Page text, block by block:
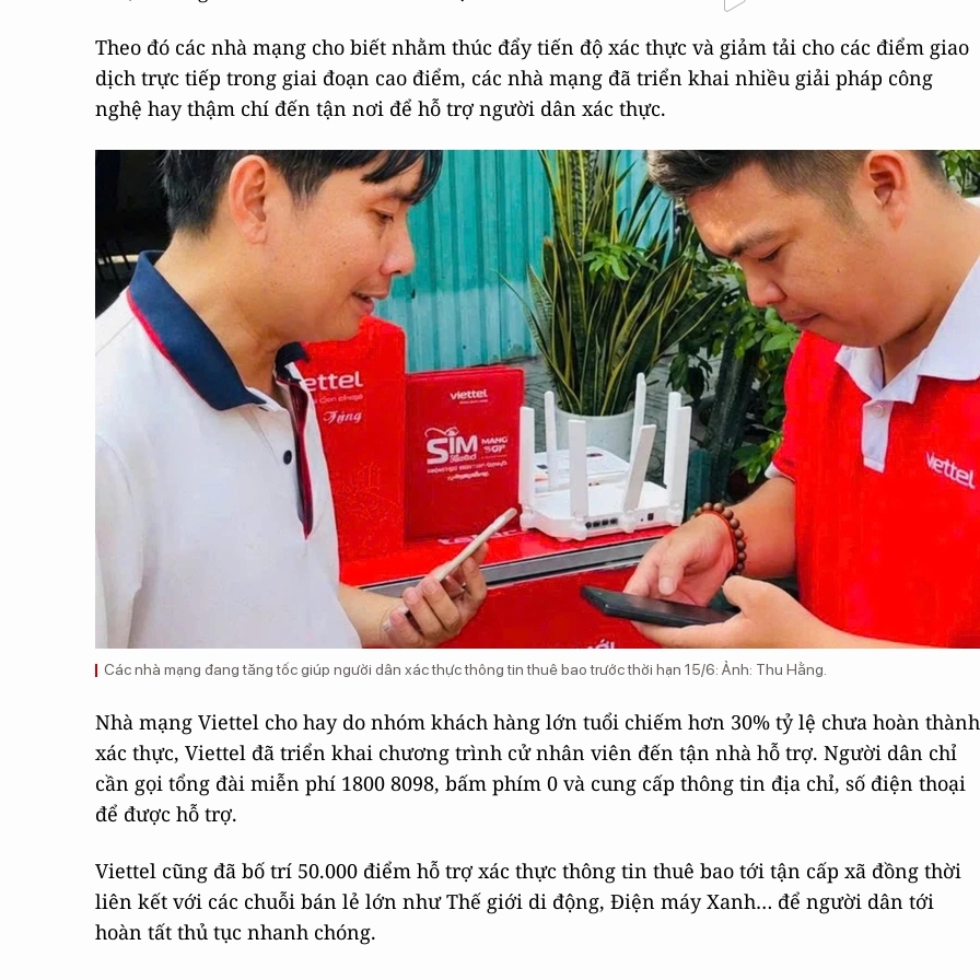
Theo đó các nhà mạng cho biết nhằm thúc đẩy tiến độ xác thực và giảm tải cho các điểm giao
dịch trực tiếp trong giai đoạn cao điểm, các nhà mạng đã triển khai nhiều giải pháp công
nghệ hay thậm chí đến tận nơi để hỗ trợ người dân xác thực.
Các nhà mạng đang tăng tốc giúp người dân xác thực thông tin thuê bao trước thời hạn 15/6: Ảnh: Thu Hằng.
Nhà mạng Viettel cho hay do nhóm khách hàng lớn tuổi chiếm hơn 30% tỷ lệ chưa hoàn thành
xác thực, Viettel đã triển khai chương trình cử nhân viên đến tận nhà hỗ trợ. Người dân chỉ
cần gọi tổng đài miễn phí 1800 8098, bấm phím 0 và cung cấp thông tin địa chỉ, số điện thoại
để được hỗ trợ.
Viettel cũng đã bố trí 50.000 điểm hỗ trợ xác thực thông tin thuê bao tới tận cấp xã đồng thời
liên kết với các chuỗi bán lẻ lớn như Thế giới di động, Điện máy Xanh… để người dân tới
hoàn tất thủ tục nhanh chóng.